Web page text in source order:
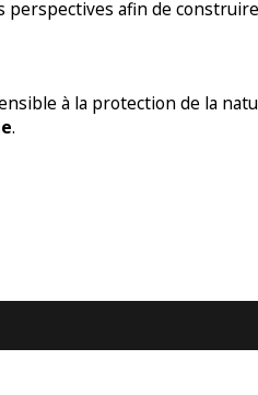
perspectives afin de
à la protection de la
.